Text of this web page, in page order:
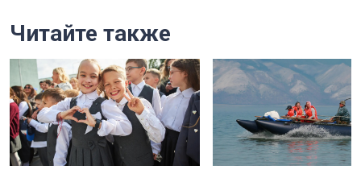
Читайте также